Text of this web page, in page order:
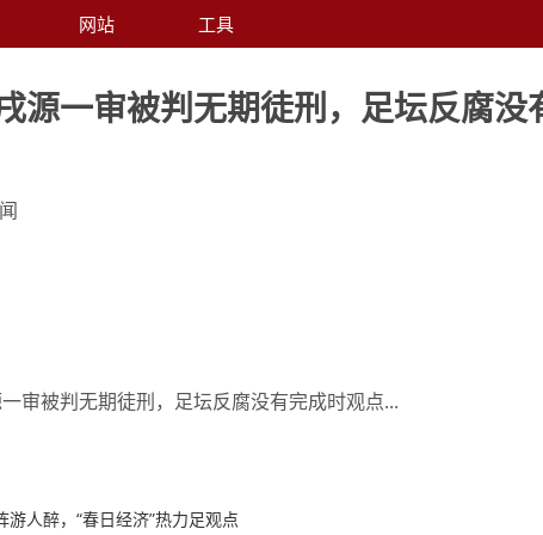
网站 工具
源一审被判无期徒刑，足坛反腐没
审被判无期徒刑，足坛反腐没有完成时观点...
游人醉，“春日经济”热力足观点